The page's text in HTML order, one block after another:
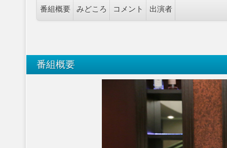
番組概要 みどころ コメント 出演者
番組概要